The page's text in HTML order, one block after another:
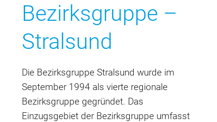
Bezirksgruppe –
Stralsund
Die Bezirksgruppe Stralsund wurde im
September 1994 als vierte regionale
Bezirksgruppe gegründet. Das
Einzugsgebiet der Bezirksgruppe umfasst